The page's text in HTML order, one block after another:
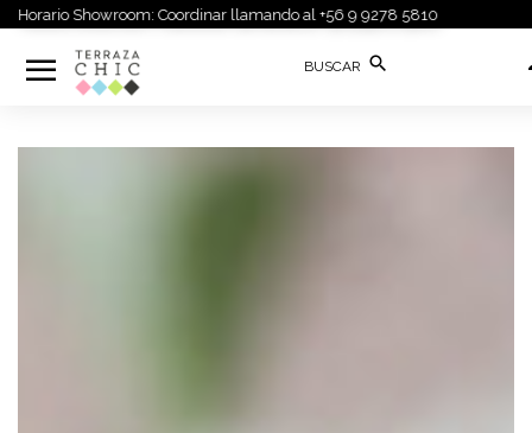
Showroom: Coordinar llamando al +56 9 9278 5810